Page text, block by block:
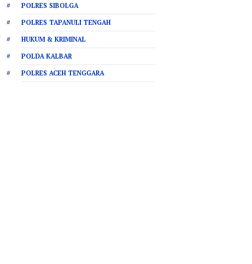
POLRES SIBOLGA
POLRES TAPANULI TENGAH
HUKUM & KRIMINAL
POLDA KALBAR
POLRES ACEH TENGGARA